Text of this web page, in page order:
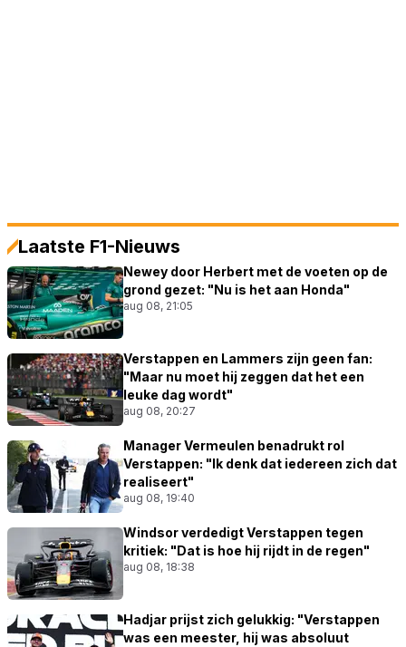
Laatste F1-Nieuws
Newey door Herbert met de voeten op de
grond gezet: "Nu is het aan Honda"
aug 08, 21:05
Verstappen en Lammers zijn geen fan:
"Maar nu moet hij zeggen dat het een
leuke dag wordt"
aug 08, 20:27
Manager Vermeulen benadrukt rol
Verstappen: "Ik denk dat iedereen zich dat
realiseert"
aug 08, 19:40
Windsor verdedigt Verstappen tegen
kritiek: "Dat is hoe hij rijdt in de regen"
aug 08, 18:38
Hadjar prijst zich gelukkig: "Verstappen
was een meester, hij was absoluut